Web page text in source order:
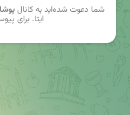
شما دعوت شده‌اید به کانال
ایتا. برای